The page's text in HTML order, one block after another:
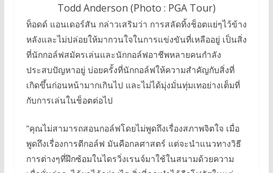
Todd Anderson (Photo : PGA Tour)
ท็อดด์ แอนเดอร์สัน กล่าวเสริมว่า การสลัดทิ้งช็อตแย่ๆไว้ข้าง
หลังและไม่ปล่อยให้มากวนใจในการแข่งขันที่เหลืออยู่ เป็นสิ่ง
ที่นักกอล์ฟสมัครเล่นและนักกอล์ฟอาชีพหลายคนกำลัง
ประสบปัญหาอยู่ บ่อยครั้งที่นักกอล์ฟให้ความสำคัญกับสิ่งที่
เกิดขึ้นก่อนหน้ามากเกินไป และไม่ได้มุ่งมั่นทุ่มเทอย่างเต็มที่
กับการเล่นในช็อตต่อไป
“คุณไม่สามารถสอนกอล์ฟโดยไม่พูดถึงเรื่องสภาพจิตใจ เมื่อ
พูดถึงเรื่องการตีกอล์ฟ มันคือกลศาสตร์ แต่จะนำแนวทางวิธี
การต่างๆที่ฝึกซ้อมในไดรวิ่งเรนจ์มาใช้ในสนามด้วยความ